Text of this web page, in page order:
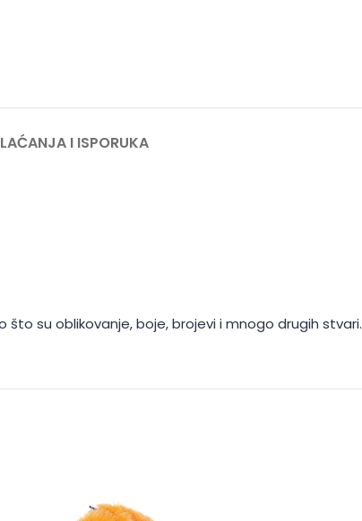
I ISPORUKA
su oblikovanje, boje, brojevi i mnogo drugih stvari.